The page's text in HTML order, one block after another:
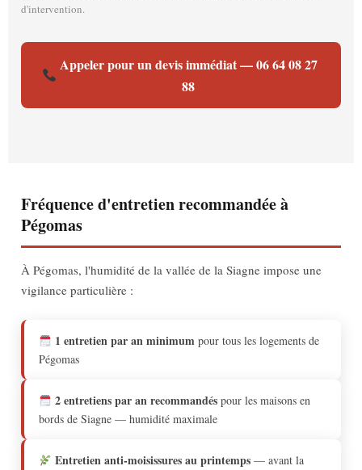
d'intervention.
Appeler pour un devis immédiat — 06 64 08 27
88
Fréquence d'entretien recommandée à
Pégomas
À Pégomas, l'humidité de la vallée de la Siagne impose une
vigilance particulière :
1 entretien par an minimumpour tous les logements de
Pégomas
2 entretiens par an recommandéspour les maisons en
bords de Siagne — humidité maximale
Entretien anti-moisissures au printemps— avant la